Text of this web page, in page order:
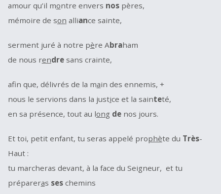
amour qu’il montre envers nospères,
mémoire de son alliance sainte,
serment juré à notre père Abraham
de nous rendresans crainte,
afin que, délivrés de la main des ennemis, +
nous le servions dans la justice et la sainteté,
en sa présence, tout au long denos jours.
Et toi, petit enfant, tu seras appelé prophète du Très-
Haut :
tu marcheras devant, à la face du Seigneur, et tu
prépareras seschemins